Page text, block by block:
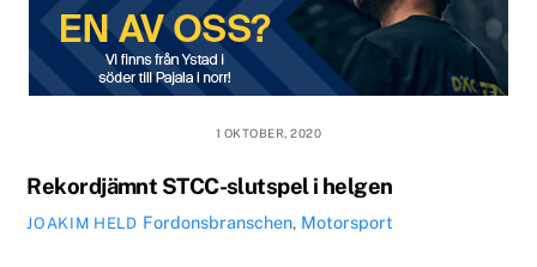
1 OKTOBER, 2020
Rekordjämnt STCC-slutspel i helgen
JOAKIM HELD Fordonsbranschen, Motorsport